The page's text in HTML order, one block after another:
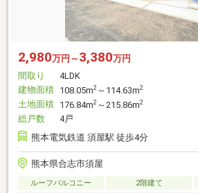
2,980万円～ 3,380万円
間取り
4LDK
建物面積 108.05m2 ～114.63m2
土地面積 176.84m2 ～215.86m2
総戸数
4戸
熊本電気鉄道 須屋駅 徒歩4分
熊本県合志市須屋
ルーフバルコニー 2階建て